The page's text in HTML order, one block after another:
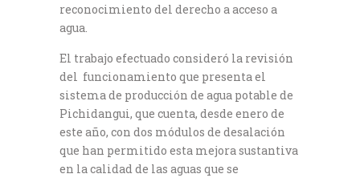
reconocimiento del derecho a acceso a
agua.
El trabajo efectuado consideró la revisión
del funcionamiento que presenta el
sistema de producción de agua potable de
Pichidangui, que cuenta, desde enero de
este año, con dos módulos de desalación
que han permitido esta mejora sustantiva
en la calidad de las aguas que se